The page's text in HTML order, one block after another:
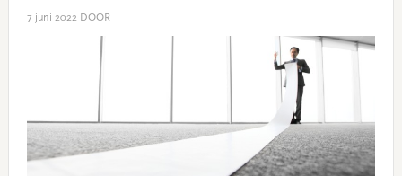
7 juni 2022DOOR